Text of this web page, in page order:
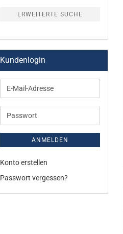
ERWEITERTE SUCHE
Kundenlogin
E-
Mail-
Adresse
Passwort
ANMELDEN
Konto erstellen
Passwort vergessen?